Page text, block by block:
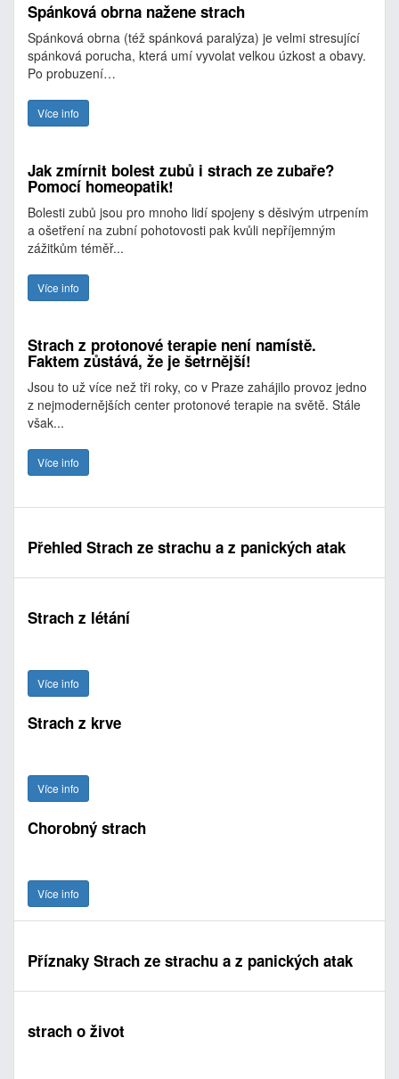
Spánková obrna nažene strach
Spánková obrna (též spánková paralýza) je velmi stresující
spánková porucha, která umí vyvolat velkou úzkost a obavy.
Po probuzení…
Více info
Jak zmírnit bolest zubů i strach ze zubaře?
Pomocí homeopatik!
Bolesti zubů jsou pro mnoho lidí spojeny s děsivým utrpením
a ošetření na zubní pohotovosti pak kvůli nepříjemným
zážitkům téměř...
Více info
Strach z protonové terapie není namístě.
Faktem zůstává, že je šetrnější!
Jsou to už více než tři roky, co v Praze zahájilo provoz jedno
z nejmodernějších center protonové terapie na světě. Stále
však...
Více info
Přehled Strach ze strachu a z panických atak
Strach z létání
Více info
Strach z krve
Více info
Chorobný strach
Více info
Příznaky Strach ze strachu a z panických atak
strach o život